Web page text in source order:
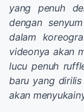
yang penuh
dengan
dalam
videonya akan
lucu penuh
baru yang
akan